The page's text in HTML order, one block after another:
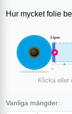
Hur mycket folie
1 lpm
0
Klicka eller
Vanliga mängder: